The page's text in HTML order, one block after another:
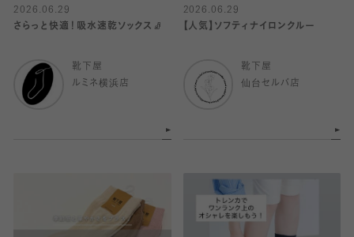
2026.06.29
さらっと快適！吸水速乾ソックス🧦
靴下屋
ルミネ横浜店
2026.06.29
【人気】ソフティナイロンクルー
靴下屋
仙台セルバ店